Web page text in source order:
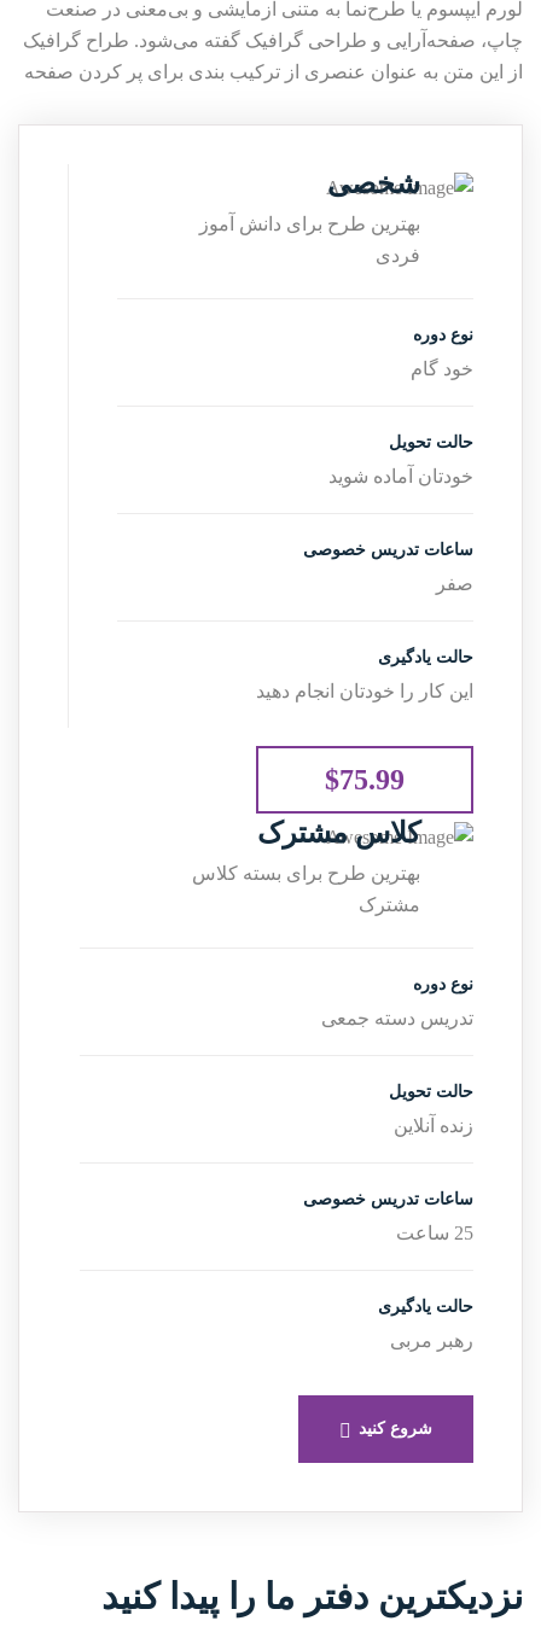
لورم ایپسوم یا طرح‌نما به متنی آزمایشی و بی‌معنی در صنعت
چاپ، صفحه‌آرایی و طراحی گرافیک گفته می‌شود. طراح گرافیک
از این متن به عنوان عنصری از ترکیب بندی برای پر کردن صفحه
شخصی
بهترین طرح برای دانش آموز
فردی
نوع دوره
خود گام
حالت تحویل
خودتان آماده شوید
ساعات تدریس خصوصی
صفر
حالت یادگیری
این کار را خودتان انجام دهید
$75.99
کلاس مشترک
بهترین طرح برای بسته کلاس
مشترک
نوع دوره
تدریس دسته جمعی
حالت تحویل
زنده آنلاین
ساعات تدریس خصوصی
25 ساعت
حالت یادگیری
رهبر مربی
شروع کنید
نزدیکترین دفتر ما را پیدا کنید